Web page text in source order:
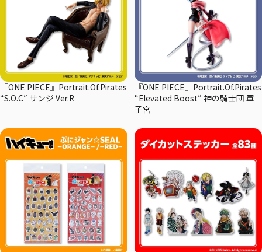
『ONE PIECE』Portrait.Of.Pirates
“S.O.C” サンジ Ver.R
『ONE PIECE』Portrait.Of.Pirates
“Elevated Boost” 神の騎士団 軍
子宮